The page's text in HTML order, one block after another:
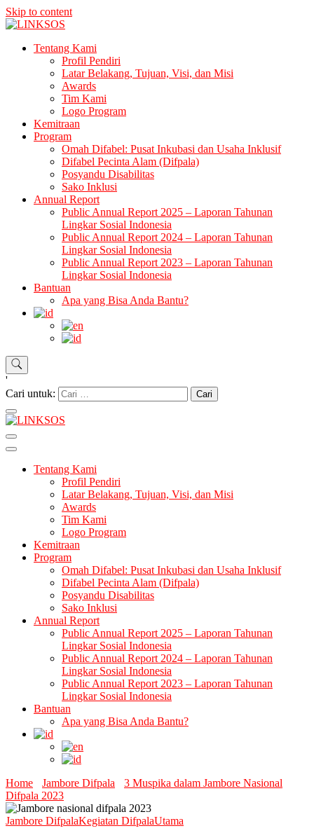
Skip to content
LINKSOSTentang Kami
Profil Pendiri
Latar Belakang, Tujuan, Visi, dan Misi
Awards
Tim Kami
Logo Program
Kemitraan
Program
Omah Difabel: Pusat Inkubasi dan Usaha Inklusif
Difabel Pecinta Alam (Difpala)
Posyandu Disabilitas
Sako Inklusi
Annual Report
Public Annual Report 2025 – Laporan Tahunan
Lingkar Sosial Indonesia
Public Annual Report 2024 – Laporan Tahunan
Lingkar Sosial Indonesia
Public Annual Report 2023 – Laporan Tahunan
Lingkar Sosial Indonesia
Bantuan
Apa yang Bisa Anda Bantu?
'
Cari untuk:
Tentang Kami
Profil Pendiri
Latar Belakang, Tujuan, Visi, dan Misi
Awards
Tim Kami
Logo Program
Kemitraan
Program
Omah Difabel: Pusat Inkubasi dan Usaha Inklusif
Difabel Pecinta Alam (Difpala)
Posyandu Disabilitas
Sako Inklusi
Annual Report
Public Annual Report 2025 – Laporan Tahunan
Lingkar Sosial Indonesia
Public Annual Report 2024 – Laporan Tahunan
Lingkar Sosial Indonesia
Public Annual Report 2023 – Laporan Tahunan
Lingkar Sosial Indonesia
Bantuan
Apa yang Bisa Anda Bantu?
Home Jambore Difpala
3 Muspika dalam Jambore Nasional
Difpala 2023
Jambore DifpalaKegiatan DifpalaUtama